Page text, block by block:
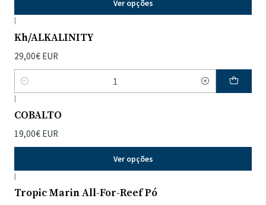
Ver opções
|
Kh/ALKALINITY
29,00€ EUR
Quantidade
|
COBALTO
19,00€ EUR
Ver opções
|
Tropic Marin All-For-Reef Pó